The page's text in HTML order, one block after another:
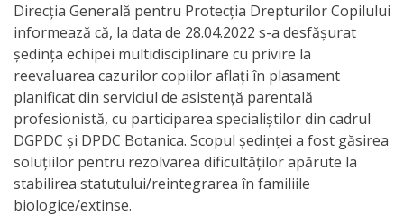
Strategia
Orarul
audienței
Managementul
instituției
Direcția Generală pentru Protecția Drepturilor Copilului
informează că, la data de 28.04.2022 s-a desfășurat
ședința echipei multidisciplinare cu privire la
reevaluarea cazurilor copiilor aflați în plasament
planificat din serviciul de asistență parentală
profesionistă, cu participarea specialiștilor din cadrul
DGPDC și DPDC Botanica. Scopul ședinței a fost găsirea
soluțiilor pentru rezolvarea dificultăților apărute la
stabilirea statutului/reintegrarea în familiile
biologice/extinse.